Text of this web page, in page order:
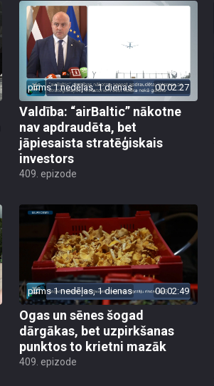
pirms 1 nedēļas, 1 dienas 00:02:27
Valdība: “airBaltic” nākotne
nav apdraudēta, bet
jāpiesaista stratēģiskais
investors
409. epizode
pirms 1 nedēļas, 1 dienas 00:02:49
Ogas un sēnes šogad
dārgākas, bet uzpirkšanas
punktos to krietni mazāk
409. epizode